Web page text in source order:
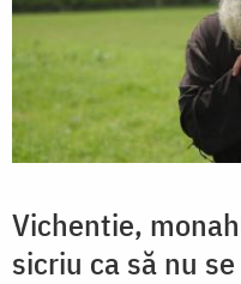
Vichentie,
sicriu ca să nu